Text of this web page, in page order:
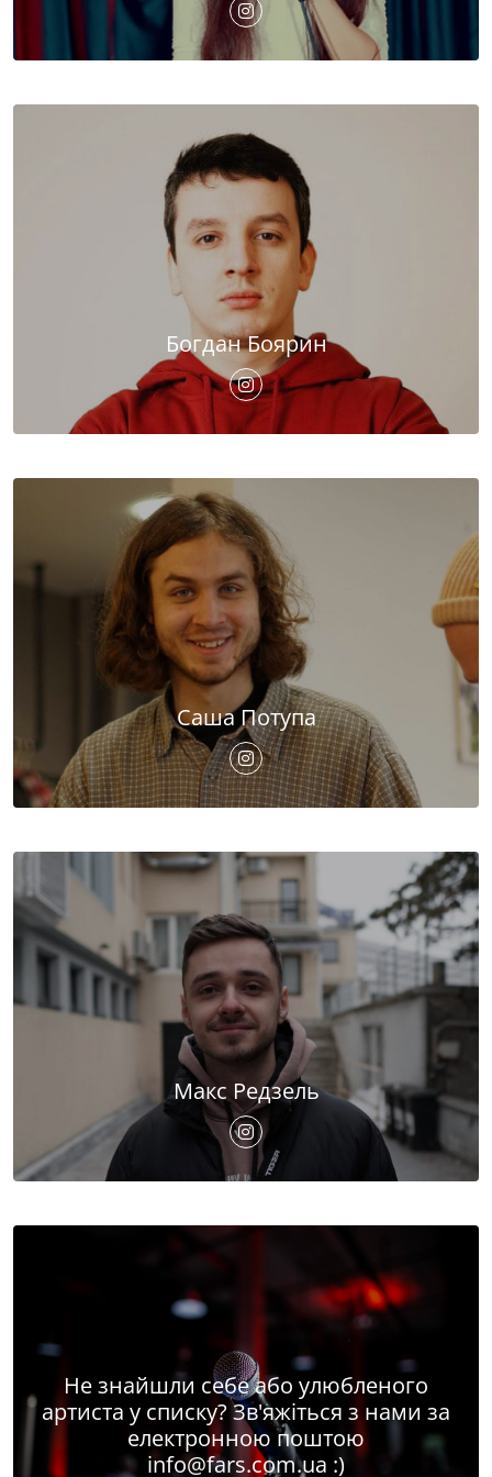
Богдан Боярин
Саша Потупа
Макс Редзель
Не знайшли себе або улюбленого
артиста у списку? Зв'яжіться з нами за
електронною поштою
info@fars.com.ua :)